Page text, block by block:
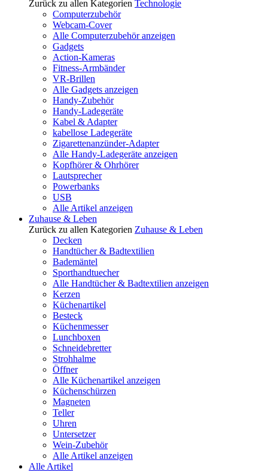
Zurück zu allen Kategorien Technologie
Computerzubehör
Webcam-Cover
Alle Computerzubehör anzeigen
Gadgets
Action-Kameras
Fitness-Armbänder
VR-Brillen
Alle Gadgets anzeigen
Handy-Zubehör
Handy-Ladegeräte
Kabel & Adapter
kabellose Ladegeräte
Zigarettenanzünder-Adapter
Alle Handy-Ladegeräte anzeigen
Kopfhörer & Ohrhörer
Lautsprecher
Powerbanks
USB
Alle Artikel anzeigen
Zuhause & Leben
Zurück zu allen Kategorien Zuhause & Leben
Decken
Handtücher & Badtextilien
Bademäntel
Sporthandtuecher
Alle Handtücher & Badtextilien anzeigen
Kerzen
Küchenartikel
Besteck
Küchenmesser
Lunchboxen
Schneidebretter
Strohhalme
Öffner
Alle Küchenartikel anzeigen
Küchenschürzen
Magneten
Teller
Uhren
Untersetzer
Wein-Zubehör
Alle Artikel anzeigen
Alle Artikel